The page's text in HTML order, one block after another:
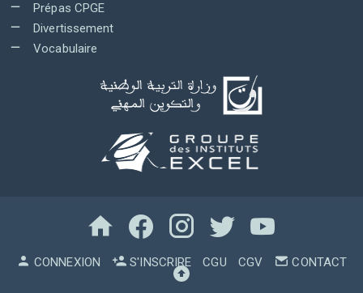
Prépas CPGE
Divertissement
Vocabulaire
CONNEXION S'INSCRIRE CGU CGV CONTACT